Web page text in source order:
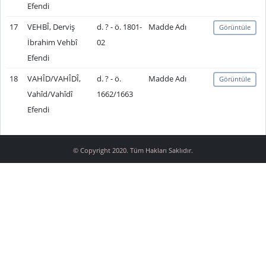
Efendi
17
VEHBÎ, Derviş
İbrahim Vehbî
Efendi
d. ? - ö. 1801-
02
Madde Adı Görüntüle
18
VAHÎD/VAHÎDÎ,
Vahîd/Vahîdî
Efendi
d. ? - ö.
1662/1663
Madde Adı Görüntüle
© Copyright 2020. Tüm Hakları Saklıdır.